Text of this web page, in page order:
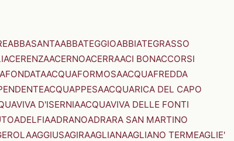
ABBASANTAABBATEGGIOABBIATEGRASSO
ACERENZAACERNOACERRAACI BONACCORSI
ACQUAFORMOSAACQUAFREDDA
ACQUAPPESAACQUARICA DEL CAPO
D'ISERNIAACQUAVIVA DELLE FONTI
ADELFIAADRANOADRARA SAN MARTINO
AGGIUSAGIRAAGLIANAAGLIANO TERMEAGLIE'